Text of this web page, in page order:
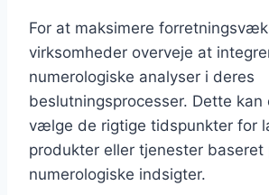
For at maksimere
virksomheder overveje at
numerologiske analyser i deres
beslutningsprocesser. Dette
vælge de rigtige tidspunkter for
produkter eller tjenester baseret
numerologiske indsigter.